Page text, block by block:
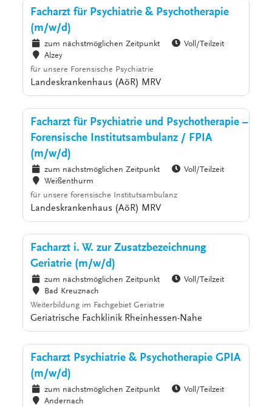
Facharzt für Psychiatrie & Psychotherapie
(m/w/d)
zum nächstmöglichen Zeitpunkt
Voll/Teilzeit
Alzey
für unsere Forensische Psychiatrie
Landeskrankenhaus (AöR) MRV
Facharzt für Psychiatrie und Psychotherapie –
Forensische Institutsambulanz / FPIA
(m/w/d)
zum nächstmöglichen Zeitpunkt
Voll/Teilzeit
Weißenthurm
für unsere forensische Institutsambulanz
Landeskrankenhaus (AöR) MRV
Facharzt i. W. zur Zusatzbezeichnung
Geriatrie (m/w/d)
zum nächstmöglichen Zeitpunkt
Voll/Teilzeit
Bad Kreuznach
Weiterbildung im Fachgebiet Geriatrie
Geriatrische Fachklinik Rheinhessen-Nahe
Facharzt Psychiatrie & Psychotherapie GPIA
(m/w/d)
zum nächstmöglichen Zeitpunkt
Voll/Teilzeit
Andernach